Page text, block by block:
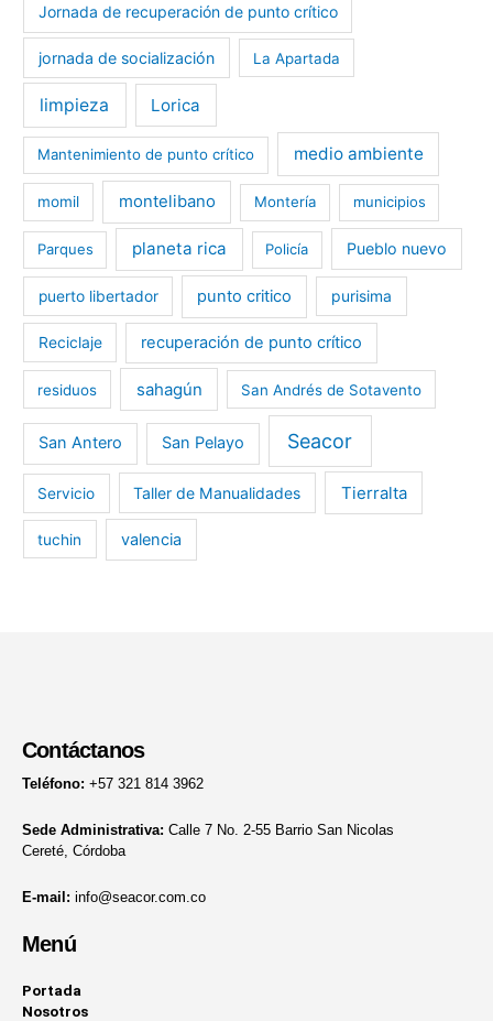
Jornada de recuperación de punto crítico
jornada de socialización La Apartada
limpieza Lorica
Mantenimiento de punto crítico medio ambiente
momil montelibano Montería municipios
Parques planeta rica Policía Pueblo nuevo
puerto libertador punto critico purisima
Reciclaje recuperación de punto crítico
residuos sahagún San Andrés de Sotavento
San Antero San Pelayo Seacor
Servicio Taller de Manualidades Tierralta
tuchin valencia
Contáctanos
Teléfono: +57 321 814 3962
Sede Administrativa: Calle 7 No. 2-55 Barrio San Nicolas
Cereté, Córdoba
E-mail: info@seacor.com.co
Menú
Portada
Nosotros